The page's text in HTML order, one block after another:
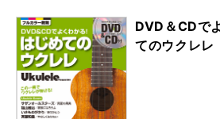
DVD＆CDで
てのウクレレ